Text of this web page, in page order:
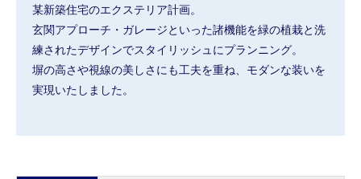
某新築住宅のエクステリア計画。
玄関アプローチ・ガレージといった諸機能を緑の植栽と洗
練されたデザインでスタイリッシュにプランニング。
塀の高さや視線の美しさにも工夫を重ね、モダンな装いを
実現いたしました。